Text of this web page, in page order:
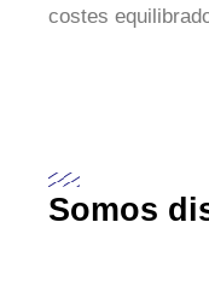
costes
Somos